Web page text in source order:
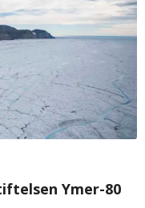
Ymer-80